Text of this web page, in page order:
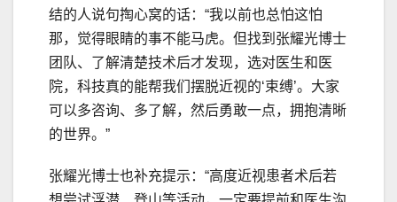
结的人说句掏心窝的话：“我以前也总怕这怕
那，觉得眼睛的事不能马虎。但找到张耀光博士
团队、了解清楚技术后才发现，选对医生和医
院，科技真的能帮我们摆脱近视的‘束缚’。大家
可以多咨询、多了解，然后勇敢一点，拥抱清晰
的世界。”
张耀光博士也补充提示：“高度近视患者术后若